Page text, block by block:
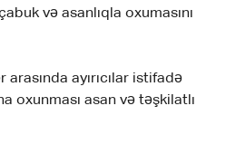
və asanlıqla oxumasını
arasında ayırıcılar istifadə
oxunması asan və təşkilatlı